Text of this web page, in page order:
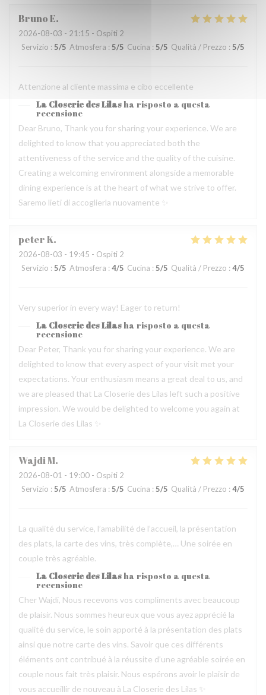
BrunoE
2026-08-03 - 21:15 - Ospiti 2
Servizio : 5/5 Atmosfera : 5/5 Cucina : 5/5 Qualità / Prezzo : 5/5
Attenzione al cliente massima e cibo eccellente
La Closerie des Lilasha risposto a questa
recensione
Dear Bruno, Thank you for sharing your experience. We are
delighted to know that you appreciated both the
attentiveness of the service and the quality of the cuisine.
Creating a welcoming environment alongside a memorable
dining experience is at the heart of what we strive to offer.
Saremo lieti di accoglierla nuovamente ✨
peterK
2026-08-03 - 19:45 - Ospiti 2
Servizio : 5/5 Atmosfera : 4/5 Cucina : 5/5 Qualità / Prezzo : 4/5
Very superior in every way! Eager to return!
La Closerie des Lilasha risposto a questa
recensione
Dear Peter, Thank you for sharing your experience. We are
delighted to know that every aspect of your visit met your
expectations. Your enthusiasm means a great deal to us, and
we are pleased that La Closerie des Lilas left such a positive
impression. We would be delighted to welcome you again at
La Closerie des Lilas ✨
WajdiM
2026-08-01 - 19:00 - Ospiti 2
Servizio : 5/5 Atmosfera : 5/5 Cucina : 5/5 Qualità / Prezzo : 4/5
La qualité du service, l’amabilité de l’accueil, la présentation
des plats, la carte des vins, très complète,… Une soirée en
couple très agréable.
La Closerie des Lilasha risposto a questa
recensione
Cher Wajdi, Nous recevons vos compliments avec beaucoup
de plaisir. Nous sommes heureux que vous ayez apprécié la
qualité du service, le soin apporté à la présentation des plats
ainsi que notre carte des vins. Savoir que ces différents
éléments ont contribué à la réussite d’une agréable soirée en
couple nous fait très plaisir. Nous espérons avoir le plaisir de
vous accueillir de nouveau à La Closerie des Lilas ✨